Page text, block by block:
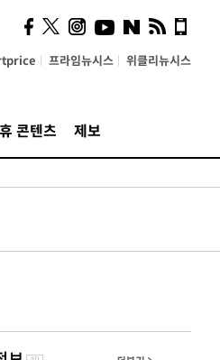
프라임뉴시스 위클리뉴시스
콘텐츠 제보
사이 해답 찾았죠"…알을
깨고 나온 '초자아'